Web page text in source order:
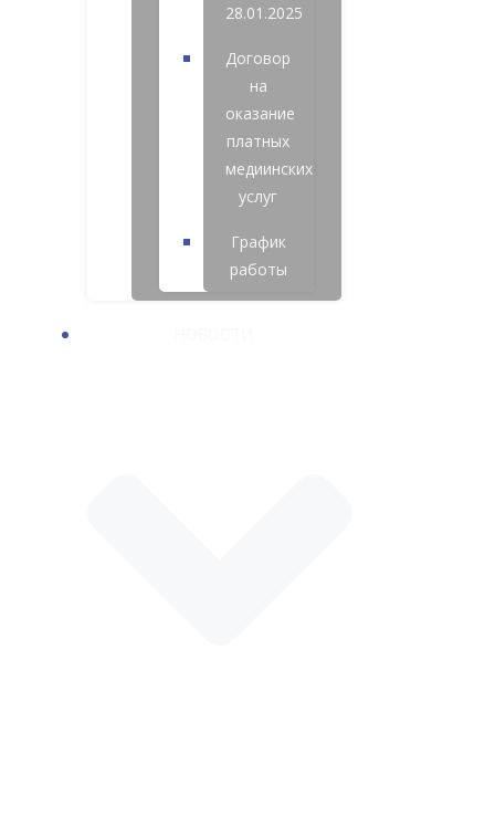
28.01.2025
Договор
на
оказание
платных
медиинских
услуг
График
работы